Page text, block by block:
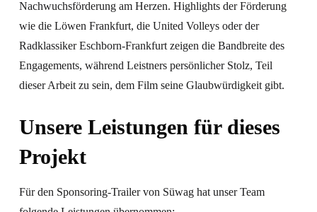
Nachwuchsförderung am Herzen. Highlights der Förderung
wie die Löwen Frankfurt, die United Volleys oder der
Radklassiker Eschborn-Frankfurt zeigen die Bandbreite des
Engagements, während Leistners persönlicher Stolz, Teil
dieser Arbeit zu sein, dem Film seine Glaubwürdigkeit gibt.
Unsere Leistungen für dieses
Projekt
Für den Sponsoring-Trailer von Süwag hat unser Team